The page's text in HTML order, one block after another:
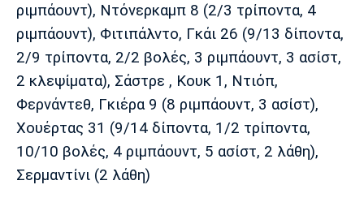
ριμπάουντ), Ντόνερκαμπ 8 (2/3 τρίποντα, 4
ριμπάουντ), Φιτιπάλντο, Γκάι 26 (9/13 δίποντα,
2/9 τρίποντα, 2/2 βολές, 3 ριμπάουντ, 3 ασίστ,
2 κλεψίματα), Σάστρε , Κουκ 1, Ντιόπ,
Φερνάντεθ, Γκιέρα 9 (8 ριμπάουντ, 3 ασίστ),
Χουέρτας 31 (9/14 δίποντα, 1/2 τρίποντα,
10/10 βολές, 4 ριμπάουντ, 5 ασίστ, 2 λάθη),
Σερμαντίνι (2 λάθη)